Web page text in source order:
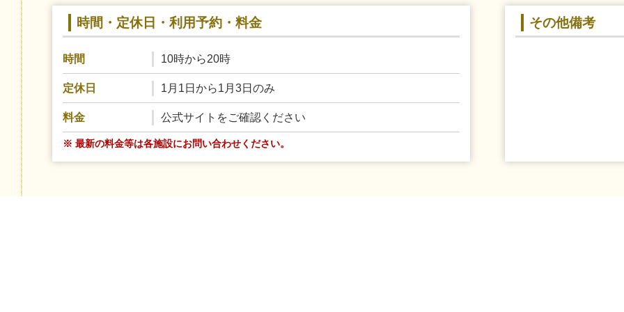
時間・定休日・利用予約・料金
時間 10時から20時
定休日 1月1日から1月3日のみ
料金 公式サイトをご確認ください
※ 最新の料金等は各施設にお問い合わせください。
その他備考